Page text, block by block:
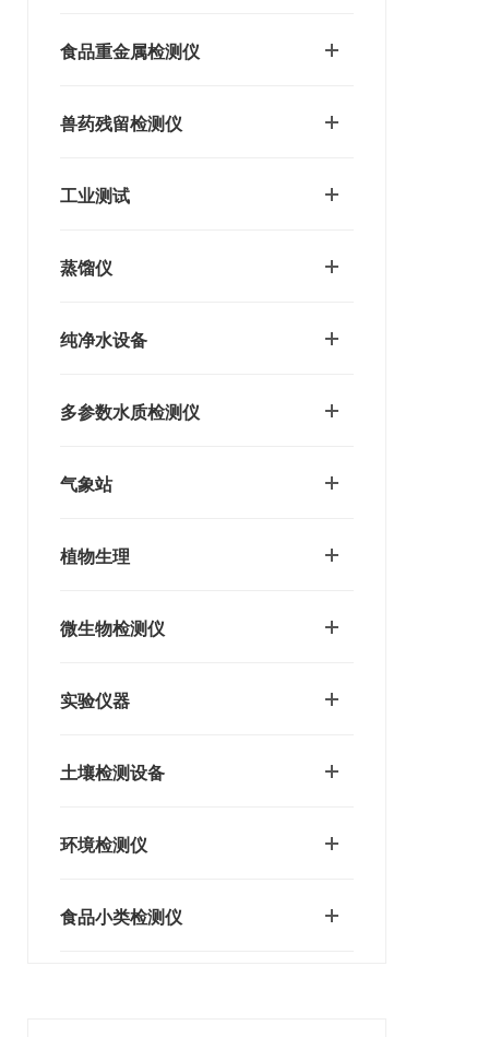
食品重金属检测仪
兽药残留检测仪
工业测试
蒸馏仪
纯净水设备
多参数水质检测仪
气象站
植物生理
微生物检测仪
实验仪器
土壤检测设备
环境检测仪
食品小类检测仪